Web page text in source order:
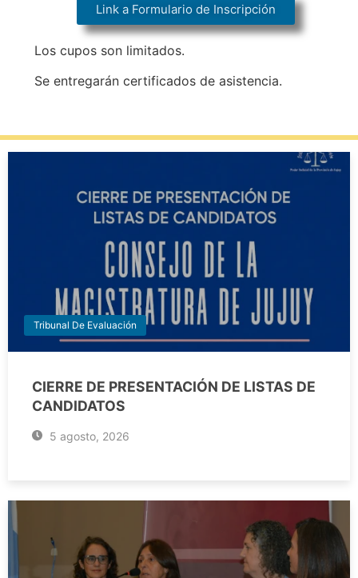
Link a Formulario de Inscripción
Los cupos son limitados.
Se entregarán certificados de asistencia.
Tribunal De Evaluación
CIERRE DE PRESENTACIÓN DE LISTAS DE
CANDIDATOS
5 agosto, 2026